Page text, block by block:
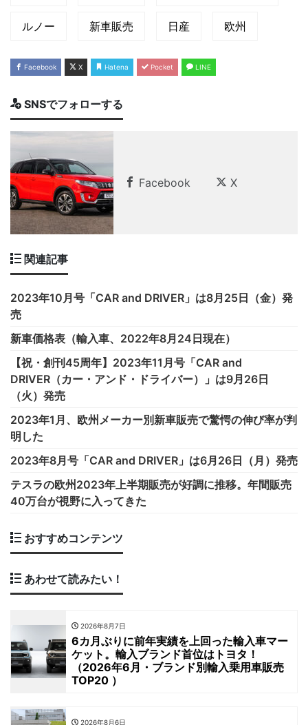
ルノー 新車販売 日産 欧州
Facebook X Hatena Pocket LINE
SNSでフォローする
Facebook X
関連記事
2023年10月号「CAR and DRIVER」は8月25日（金）発
売
新車価格表（輸入車、2022年8月24日現在）
【祝・創刊45周年】2023年11月号「CAR and
DRIVER（カー・アンド・ドライバー）」は9月26日
（火）発売
2023年1月、欧州メーカー別新車販売で驚愕の伸び率が判
明した
2023年8月号「CAR and DRIVER」は6月26日（月）発売
テスラの欧州2023年上半期販売が好調に推移。年間販売
40万台が視野に入ってきた
おすすめコンテンツ
あわせて読みたい！
2026年8月7日
6カ月ぶりに前年実績を上回った輸入車マー
ケット。輸入ブランド首位はトヨタ！
（2026年6月・ブランド別輸入乗用車販売
TOP20 ）
2026年8月6日